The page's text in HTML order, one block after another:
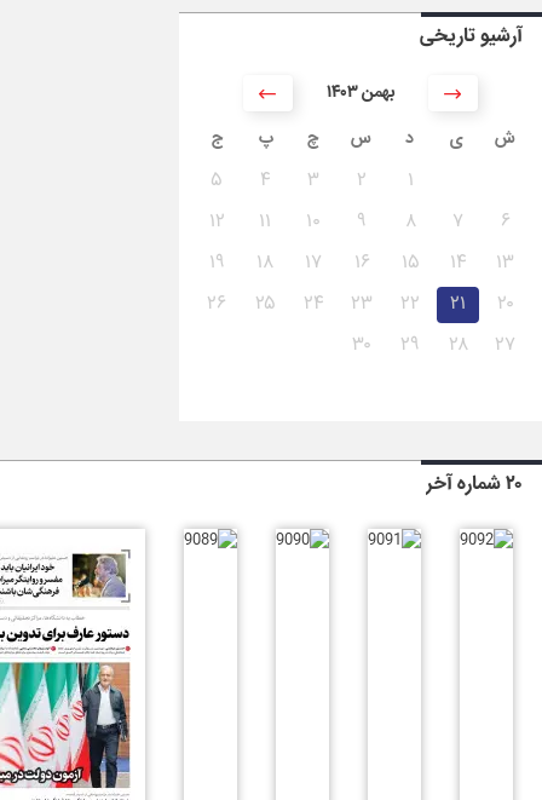
آرشیو تاریخی
۱۴۰۳ بهمن
ش
ی د س چ پ ج
۱ ۲ ۳ ۴
۵
۶
۷ ۸ ۹ ۱۰ ۱۱
۱۲
۱۳
۱۴ ۱۵ ۱۶ ۱۷ ۱۸
۱۹
۲۰
۲۱ ۲۲ ۲۳ ۲۴ ۲۵
۲۶
۲۷
۲۸ ۲۹ ۳۰
۲۰ شماره آخر